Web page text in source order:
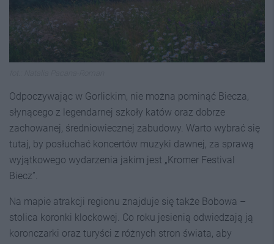
Odpoczywając w Gorlickim, nie można pominąć Biecza,
słynącego z legendarnej szkoły katów oraz dobrze
zachowanej, średniowiecznej zabudowy. Warto wybrać się
tutaj, by posłuchać koncertów muzyki dawnej, za sprawą
wyjątkowego wydarzenia jakim jest „Kromer Festival
Biecz”.
Na mapie atrakcji regionu znajduje się także Bobowa –
stolica koronki klockowej. Co roku jesienią odwiedzają ją
koronczarki oraz turyści z różnych stron świata, aby